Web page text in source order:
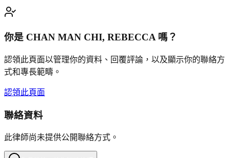
你是 CHAN MAN CHI, REBECCA嗎？
認領此頁面以管理你的資料、回覆評論，以及顯示你的聯絡方
式和專長範疇。
認領此頁面
聯絡資料
此律師尚未提供公開聯絡方式。